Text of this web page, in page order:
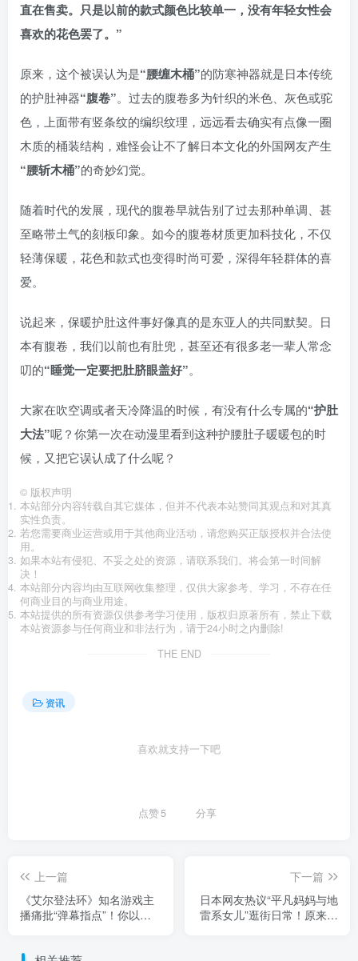
直在售卖。只是以前的款式颜色比较单一，没有年轻女性会
喜欢的花色罢了。”
原来，这个被误认为是“腰缠木桶”的防寒神器就是日本传统
的护肚神器“腹卷”。过去的腹卷多为针织的米色、灰色或驼
色，上面带有竖条纹的编织纹理，远远看去确实有点像一圈
木质的桶装结构，难怪会让不了解日本文化的外国网友产生
“腰斩木桶”的奇妙幻觉。
随着时代的发展，现代的腹卷早就告别了过去那种单调、甚
至略带土气的刻板印象。如今的腹卷材质更加科技化，不仅
轻薄保暖，花色和款式也变得时尚可爱，深得年轻群体的喜
爱。
说起来，保暖护肚这件事好像真的是东亚人的共同默契。日
本有腹卷，我们以前也有肚兜，甚至还有很多老一辈人常念
叨的“睡觉一定要把肚脐眼盖好”。
大家在吹空调或者天冷降温的时候，有没有什么专属的“护肚
大法”呢？你第一次在动漫里看到这种护腰肚子暖暖包的时
候，又把它误认成了什么呢？
© 版权声明
本站部分内容转载自其它媒体，但并不代表本站赞同其观点和对其真
实性负责。
若您需要商业运营或用于其他商业活动，请您购买正版授权并合法使
用。
如果本站有侵犯、不妥之处的资源，请联系我们。将会第一时间解
决！
本站部分内容均由互联网收集整理，仅供大家参考、学习，不存在任
何商业目的与商业用途。
本站提供的所有资源仅供参考学习使用，版权归原著所有，禁止下载
本站资源参与任何商业和非法行为，请于24小时之内删除!
THE END
资讯
喜欢就支持一下吧
点赞5 分享
上一篇
《艾尔登法环》知名游戏主
播痛批“弹幕指点”！你以为
下一篇
日本网友热议“平凡妈妈与地
雷系女儿”逛街日常！原来这